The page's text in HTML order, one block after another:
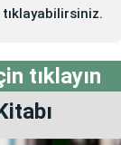
tıklayın